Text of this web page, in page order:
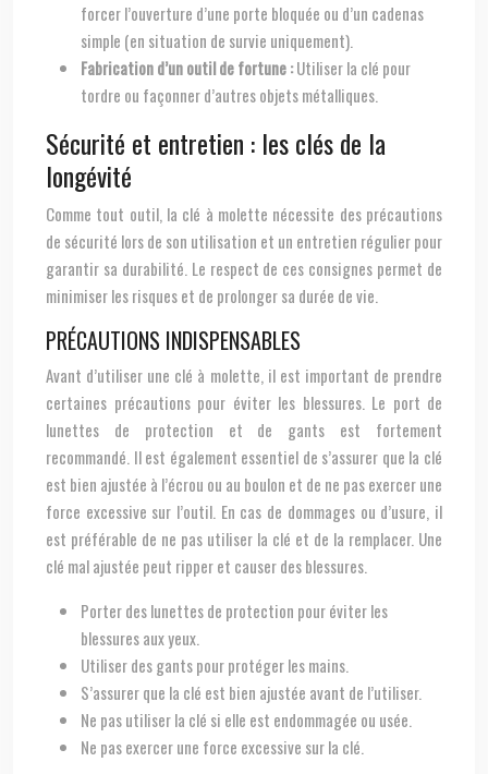
forcer l’ouverture d’une porte bloquée ou d’un cadenas
simple (en situation de survie uniquement).
Fabrication d’un outil de fortune :Utiliser la clé pour
tordre ou façonner d’autres objets métalliques.
Sécurité et entretien : les clés de la
longévité
Comme tout outil, la clé à molette nécessite des précautions
de sécurité lors de son utilisation et un entretien régulier pour
garantir sa durabilité. Le respect de ces consignes permet de
minimiser les risques et de prolonger sa durée de vie.
PRÉCAUTIONS INDISPENSABLES
Avant d’utiliser une clé à molette, il est important de prendre
certaines précautions pour éviter les blessures. Le port de
lunettes de protection et de gants est fortement
recommandé. Il est également essentiel de s’assurer que la clé
est bien ajustée à l’écrou ou au boulon et de ne pas exercer une
force excessive sur l’outil. En cas de dommages ou d’usure, il
est préférable de ne pas utiliser la clé et de la remplacer. Une
clé mal ajustée peut ripper et causer des blessures.
Porter des lunettes de protection pour éviter les
blessures aux yeux.
Utiliser des gants pour protéger les mains.
S’assurer que la clé est bien ajustée avant de l’utiliser.
Ne pas utiliser la clé si elle est endommagée ou usée.
Ne pas exercer une force excessive sur la clé.